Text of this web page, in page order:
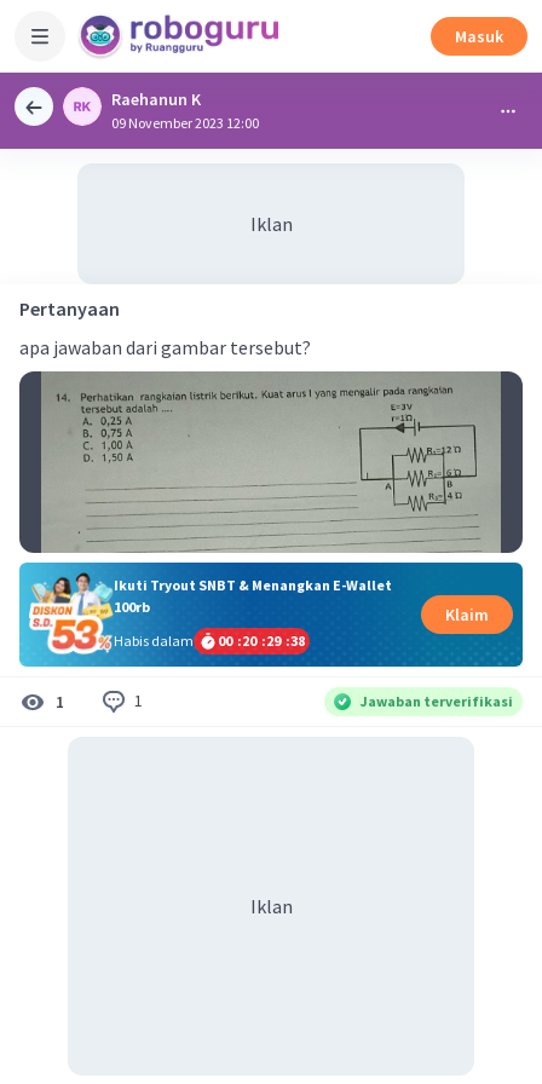
Masuk
Raehanun K
09 November 2023 12:00
Iklan
Pertanyaan
apa jawaban dari gambar tersebut?
Ikuti Tryout SNBT & Menangkan E-Wallet
100rb
Habis dalam
00 :20 :29 :38
Klaim
1 1 Jawaban terverifikasi
Iklan